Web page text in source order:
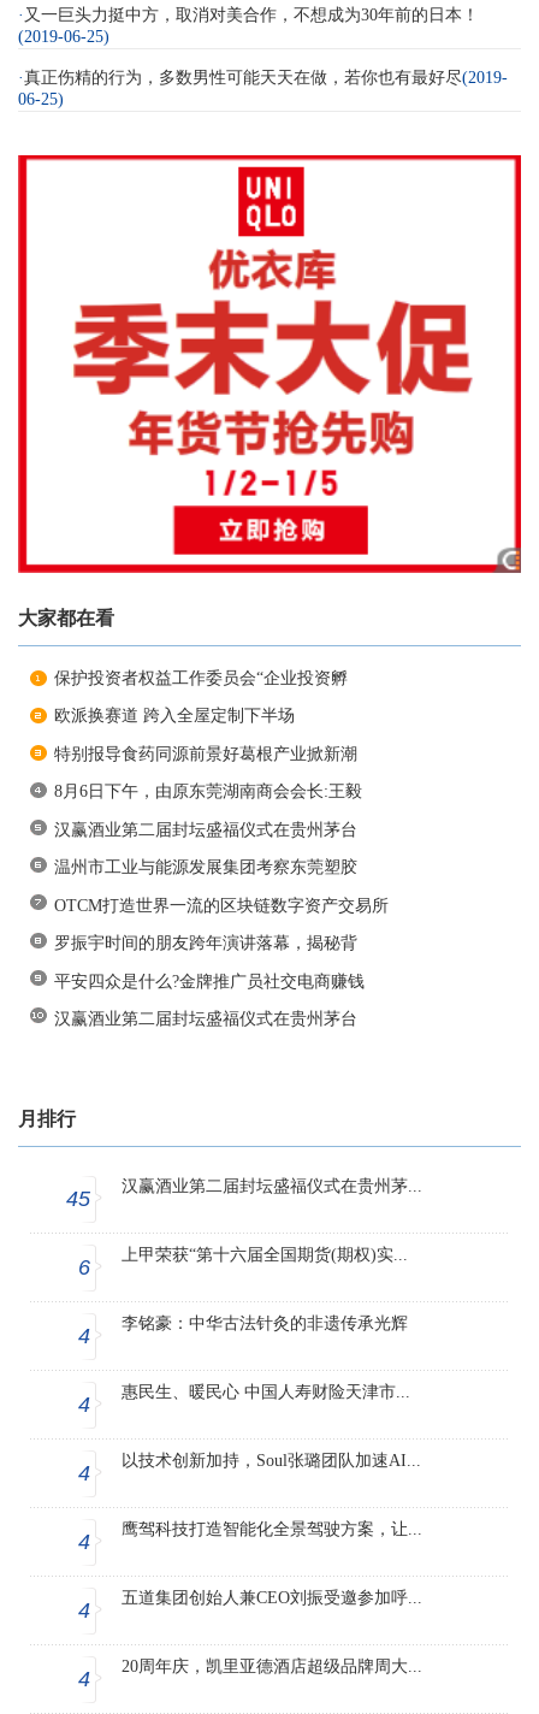
· 又一巨头力挺中方，取消对美合作，不想成为30年前的日本！
(2019-06-25)
·真正伤精的行为，多数男性可能天天在做，若你也有最好尽(2019-
06-25)
大家都在看
保护投资者权益工作委员会“企业投资孵
欧派换赛道 跨入全屋定制下半场
特别报导食药同源前景好葛根产业掀新潮
8月6日下午，由原东莞湖南商会会长:王毅
汉赢酒业第二届封坛盛福仪式在贵州茅台
温州市工业与能源发展集团考察东莞塑胶
OTCM打造世界一流的区块链数字资产交易所
罗振宇时间的朋友跨年演讲落幕，揭秘背
平安四众是什么?金牌推广员社交电商赚钱
汉赢酒业第二届封坛盛福仪式在贵州茅台
月排行
45
汉赢酒业第二届封坛盛福仪式在贵州茅...
6
上甲荣获“第十六届全国期货(期权)实...
4
李铭豪：中华古法针灸的非遗传承光辉
4
惠民生、暖民心 中国人寿财险天津市...
4
以技术创新加持，Soul张璐团队加速AI...
4
鹰驾科技打造智能化全景驾驶方案，让...
4
五道集团创始人兼CEO刘振受邀参加呼...
4
20周年庆，凯里亚德酒店超级品牌周大...